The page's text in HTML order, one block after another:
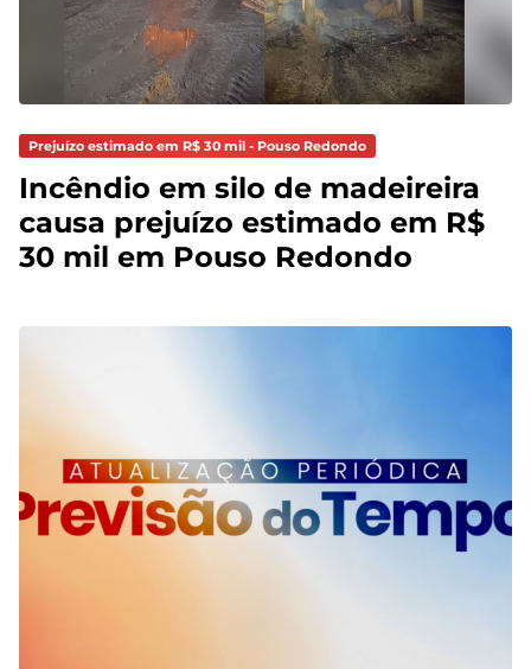
Prejuízo estimado em R$ 30 mil - Pouso Redondo
Incêndio em silo de madeireira
causa prejuízo estimado em R$
30 mil em Pouso Redondo